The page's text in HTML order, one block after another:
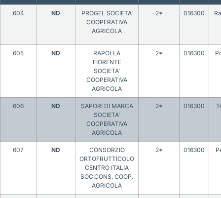
604 ND
PROGEL SOCIETA’
COOPERATIVA
AGRICOLA
2* 016300
605 ND
RAPOLLA
FIORENTE
SOCIETA’
COOPERATIVA
AGRICOLA
2* 016300
606 ND
SAPORI DI MARCA
SOCIETA’
COOPERATIVA
AGRICOLA
2* 016300
607 ND
CONSORZIO
ORTOFRUTTICOLO
CENTRO ITALIA
SOC.CONS. COOP.
AGRICOLA
2* 016300